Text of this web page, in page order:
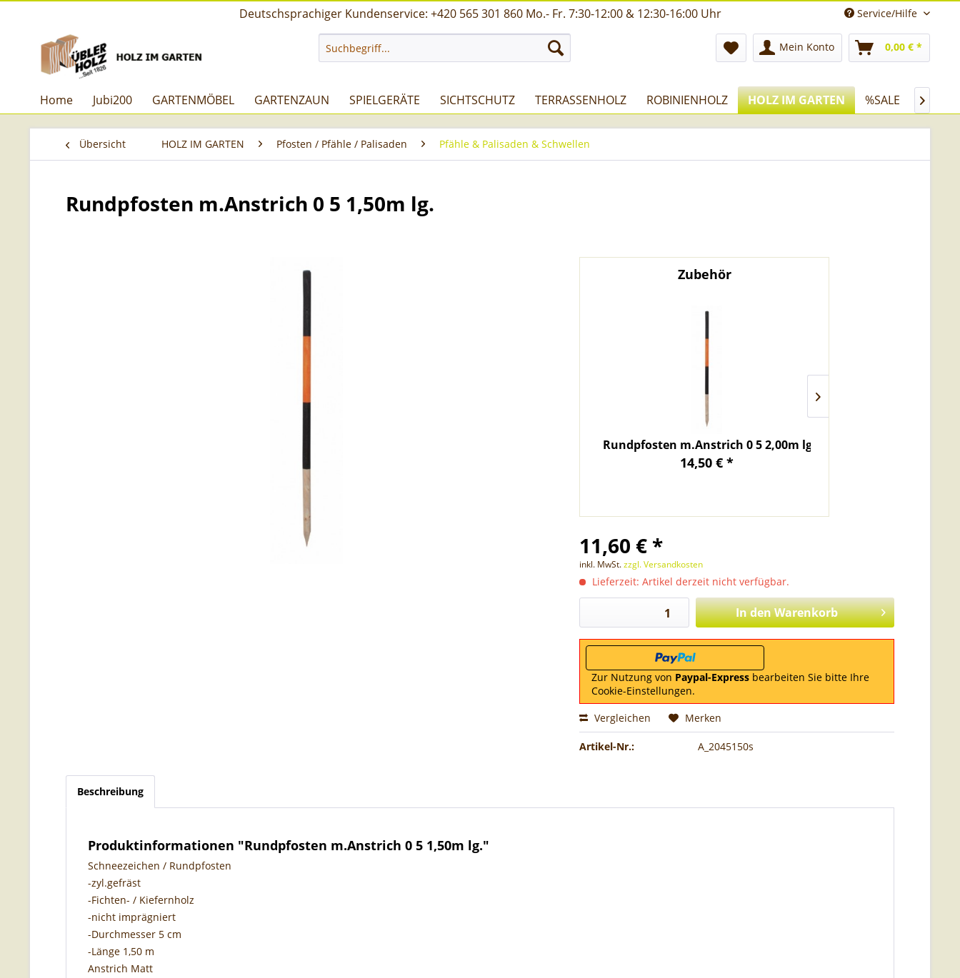
Deutschsprachiger Kundenservice: +420 565 301 860 Mo.- Fr. 7:30-12:00 & 12:30-16:00 Uhr Service/Hilfe
Mein Konto 0,00 € *
Home Jubi200 GARTENMÖBEL GARTENZAUN SPIELGERÄTE SICHTSCHUTZ TERRASSENHOLZ ROBINIENHOLZ HOLZ IM GARTEN %SALE 
Übersicht HOLZ IM GARTEN Pfosten / Pfähle / Palisaden Pfähle & Palisaden & Schwellen
Rundpfosten m.Anstrich 0 5 1,50m lg.
Zubehör
Rundpfosten m.Anstrich 0 5 2,00m lg.
14,50 € *
11,60 € *
inkl. MwSt.zzgl. Versandkosten
Lieferzeit: Artikel derzeit nicht verfügbar.
In denWarenkorb
Zur Nutzung von Paypal-Express bearbeiten Sie bitte Ihre
Cookie-Einstellungen.
Vergleichen
Merken
Artikel-Nr.: A_2045150s
Beschreibung
Produktinformationen "Rundpfosten m.Anstrich 0 5 1,50m lg."
Schneezeichen / Rundpfosten
-zyl.gefräst
-Fichten- / Kiefernholz
-nicht imprägniert
-Durchmesser 5 cm
-Länge 1,50 m
Anstrich Matt